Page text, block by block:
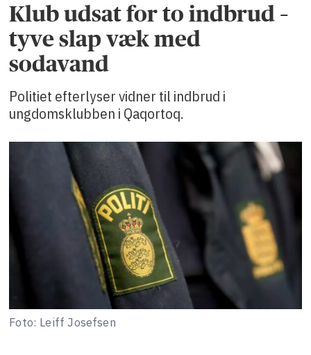
Klub udsat for to indbrud –
tyve slap væk med
sodavand
Politiet efterlyser vidner til indbrud i
ungdomsklubben i Qaqortoq.
Foto: Leiff Josefsen